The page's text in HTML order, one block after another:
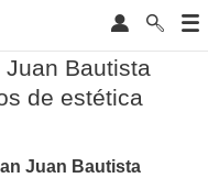
Bautista
de estética
Juan Bautista